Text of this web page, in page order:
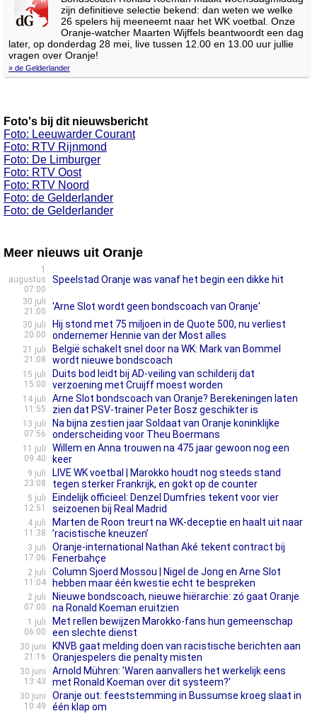
zijn definitieve selectie bekend: dan weten we welke
26 spelers hij meeneemt naar het WK voetbal. Onze
Oranje-watcher Maarten Wijffels beantwoordt een dag
later, op donderdag 28 mei, live tussen 12.00 en 13.00 uur jullie
vragen over Oranje!
» de Gelderlander
Foto's bij dit nieuwsbericht
Foto: Leeuwarder Courant
Foto: RTV Rijnmond
Foto: De Limburger
Foto: RTV Oost
Foto: RTV Noord
Foto: de Gelderlander
Foto: de Gelderlander
Meer nieuws uit Oranje
1
augustus
07:00
Speelstad Oranje was vanaf het begin een dikke hit
30 juli
21:00
'Arne Slot wordt geen bondscoach van Oranje'
30 juli
20:00
Hij stond met 75 miljoen in de Quote 500, nu verliest
ondernemer Hennie van der Most alles
21 juli
21:08
België schakelt snel door na WK: Mark van Bommel
wordt nieuwe bondscoach
15 juli
15:00
Duits bod leidt bij AD-veiling van schilderij dat
verzoening met Cruijff moest worden
14 juli
11:55
Arne Slot bondscoach van Oranje? Berekeningen laten
zien dat PSV-trainer Peter Bosz geschikter is
13 juli
07:56
Na bijna zestien jaar Soldaat van Oranje koninklijke
onderscheiding voor Theu Boermans
11 juli
09:40
Willem en Anna trouwen na 475 jaar gewoon nog een
keer
9 juli
23:08
LIVE WK voetbal | Marokko houdt nog steeds stand
tegen sterker Frankrijk, en gokt op de counter
5 juli
12:51
Eindelijk officieel: Denzel Dumfries tekent voor vier
seizoenen bij Real Madrid
4 juli
11:38
Marten de Roon treurt na WK-deceptie en haalt uit naar
’racistische kneuzen’
3 juli
17:06
Oranje-international Nathan Aké tekent contract bij
Fenerbahçe
2 juli
11:04
Column Sjoerd Mossou | Nigel de Jong en Arne Slot
hebben maar één kwestie echt te bespreken
2 juli
07:00
Nieuwe bondscoach, nieuwe hiërarchie: zó gaat Oranje
na Ronald Koeman eruitzien
1 juli
06:00
Met rellen bewijzen Marokko-fans hun gemeenschap
een slechte dienst
30 juni
21:16
KNVB gaat melding doen van racistische berichten aan
Oranjespelers die penalty misten
30 juni
13:43
Arnold Mühren: ’Waren aanvallers het werkelijk eens
met Ronald Koeman over dit systeem?’
30 juni
10:49
Oranje out: feeststemming in Bussumse kroeg slaat in
één klap om